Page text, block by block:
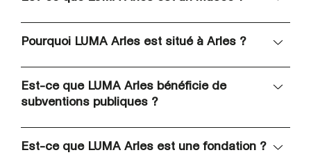
Pourquoi LUMA Arles est situé à Arles ?
Est-ce que LUMA Arles bénéficie de
subventions publiques ?
Est-ce que LUMA Arles est une fondation ?